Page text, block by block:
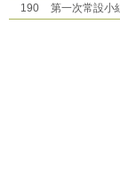
190
第一次常設小